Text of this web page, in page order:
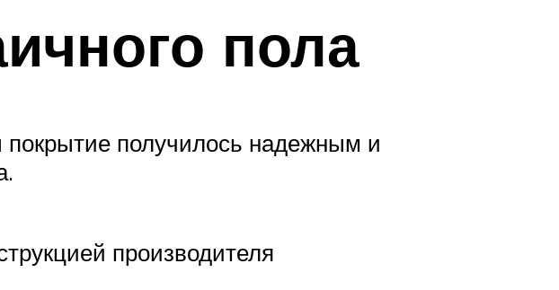
пола
получилось надежным и
производителя